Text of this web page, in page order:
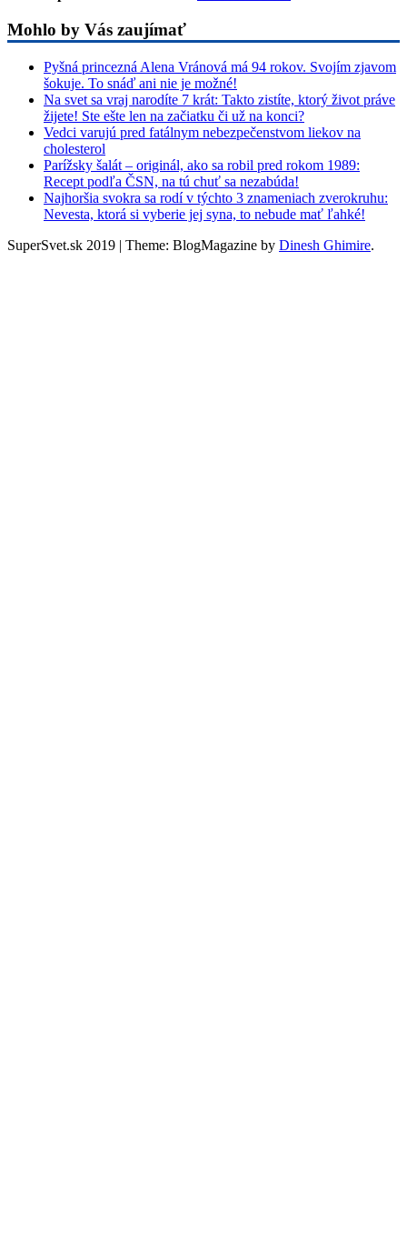
Mohlo by Vás zaujímať
Pyšná princezná Alena Vránová má 94 rokov. Svojím zjavom
šokuje. To snáď ani nie je možné!
Na svet sa vraj narodíte 7 krát: Takto zistíte, ktorý život práve
žijete! Ste ešte len na začiatku či už na konci?
Vedci varujú pred fatálnym nebezpečenstvom liekov na
cholesterol
Parížsky šalát – originál, ako sa robil pred rokom 1989:
Recept podľa ČSN, na tú chuť sa nezabúda!
Najhoršia svokra sa rodí v týchto 3 znameniach zverokruhu:
Nevesta, ktorá si vyberie jej syna, to nebude mať ľahké!
SuperSvet.sk 2019 | Theme: BlogMagazine by Dinesh Ghimire.